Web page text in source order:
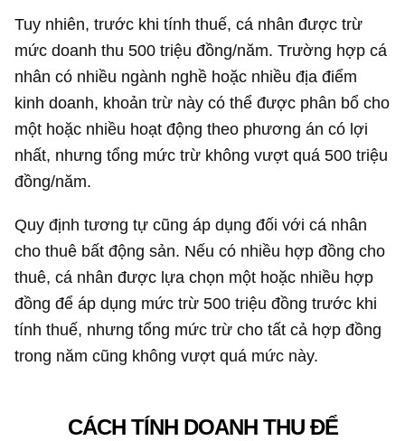
Tuy nhiên, trước khi tính thuế, cá nhân được trừ
mức doanh thu 500 triệu đồng/năm. Trường hợp cá
nhân có nhiều ngành nghề hoặc nhiều địa điểm
kinh doanh, khoản trừ này có thể được phân bổ cho
một hoặc nhiều hoạt động theo phương án có lợi
nhất, nhưng tổng mức trừ không vượt quá 500 triệu
đồng/năm.
Quy định tương tự cũng áp dụng đối với cá nhân
cho thuê bất động sản. Nếu có nhiều hợp đồng cho
thuê, cá nhân được lựa chọn một hoặc nhiều hợp
đồng để áp dụng mức trừ 500 triệu đồng trước khi
tính thuế, nhưng tổng mức trừ cho tất cả hợp đồng
trong năm cũng không vượt quá mức này.
CÁCH TÍNH DOANH THU ĐỂ